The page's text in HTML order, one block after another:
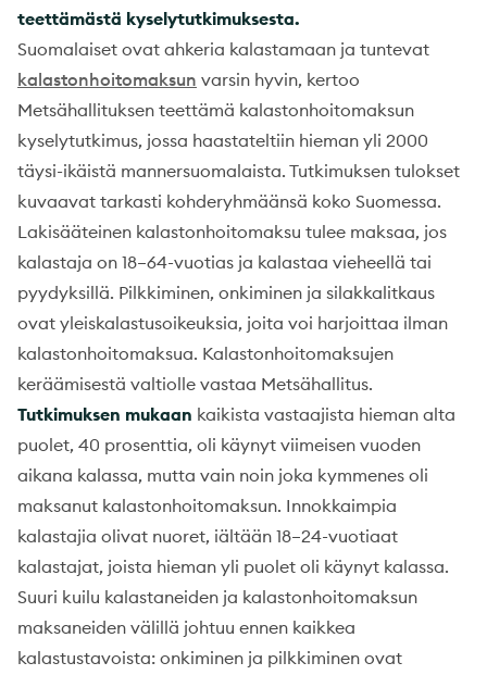
teettämästä kyselytutkimuksesta.
Suomalaiset ovat ahkeria kalastamaan ja tuntevat
kalastonhoitomaksun varsin hyvin, kertoo
Metsähallituksen teettämä kalastonhoitomaksun
kyselytutkimus, jossa haastateltiin hieman yli 2000
täysi-ikäistä mannersuomalaista. Tutkimuksen tulokset
kuvaavat tarkasti kohderyhmäänsä koko Suomessa.
Lakisääteinen kalastonhoitomaksu tulee maksaa, jos
kalastaja on 18–64-vuotias ja kalastaa vieheellä tai
pyydyksillä. Pilkkiminen, onkiminen ja silakkalitkaus
ovat yleiskalastusoikeuksia, joita voi harjoittaa ilman
kalastonhoitomaksua. Kalastonhoitomaksujen
keräämisestä valtiolle vastaa Metsähallitus.
Tutkimuksen mukaan kaikista vastaajista hieman alta
puolet, 40 prosenttia, oli käynyt viimeisen vuoden
aikana kalassa, mutta vain noin joka kymmenes oli
maksanut kalastonhoitomaksun. Innokkaimpia
kalastajia olivat nuoret, iältään 18–24-vuotiaat
kalastajat, joista hieman yli puolet oli käynyt kalassa.
Suuri kuilu kalastaneiden ja kalastonhoitomaksun
maksaneiden välillä johtuu ennen kaikkea
kalastustavoista: onkiminen ja pilkkiminen ovat